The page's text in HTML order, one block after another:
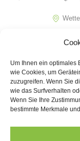
Um Ihnen ein optimales
wie Cookies, um
zuzugreifen. Wenn Sie
wie das Surfverhalten
Wenn Sie Ihre
bestimmte Merkmale
Navigation
Home